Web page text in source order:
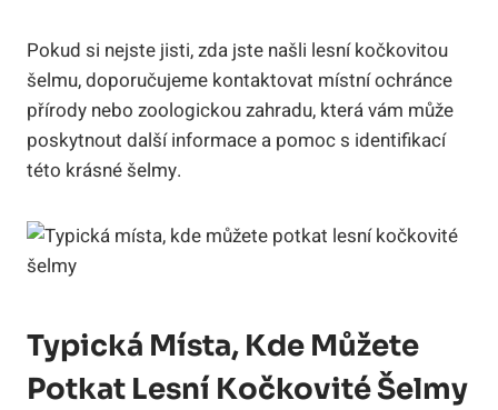
Pokud si nejste jisti, zda jste našli lesní kočkovitou
šelmu, doporučujeme kontaktovat místní ochránce
přírody nebo zoologickou zahradu, která vám může
poskytnout další informace a pomoc s identifikací
této krásné šelmy.
Typická Místa, Kde Můžete
Potkat Lesní Kočkovité Šelmy